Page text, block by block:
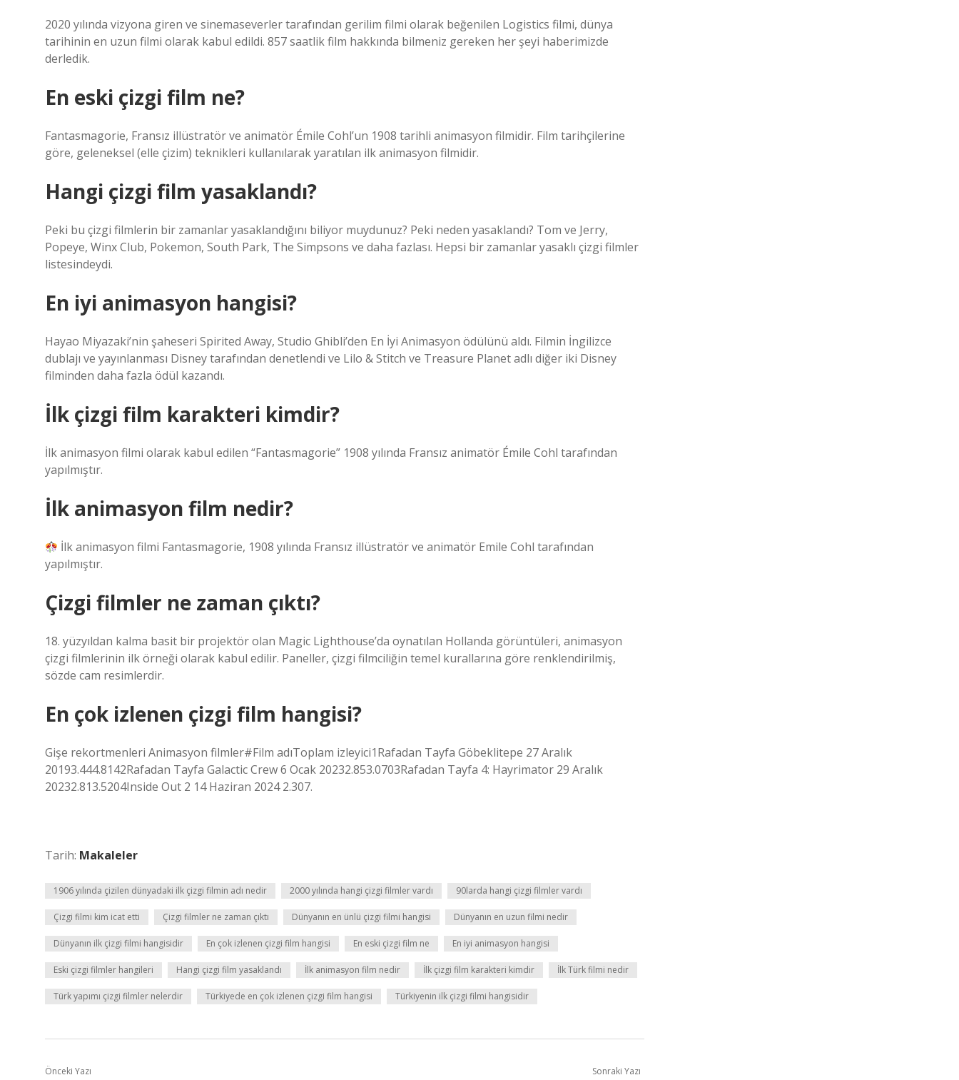
2020 yılında vizyona giren ve sinemaseverler tarafından gerilim filmi olarak beğenilen Logistics filmi, dünya
tarihinin en uzun filmi olarak kabul edildi. 857 saatlik film hakkında bilmeniz gereken her şeyi haberimizde
derledik.
En eski çizgi film ne?
Fantasmagorie, Fransız illüstratör ve animatör Émile Cohl’un 1908 tarihli animasyon filmidir. Film tarihçilerine
göre, geleneksel (elle çizim) teknikleri kullanılarak yaratılan ilk animasyon filmidir.
Hangi çizgi film yasaklandı?
Peki bu çizgi filmlerin bir zamanlar yasaklandığını biliyor muydunuz? Peki neden yasaklandı? Tom ve Jerry,
Popeye, Winx Club, Pokemon, South Park, The Simpsons ve daha fazlası. Hepsi bir zamanlar yasaklı çizgi filmler
listesindeydi.
En iyi animasyon hangisi?
Hayao Miyazaki’nin şaheseri Spirited Away, Studio Ghibli’den En İyi Animasyon ödülünü aldı. Filmin İngilizce
dublajı ve yayınlanması Disney tarafından denetlendi ve Lilo & Stitch ve Treasure Planet adlı diğer iki Disney
filminden daha fazla ödül kazandı.
İlk çizgi film karakteri kimdir?
İlk animasyon filmi olarak kabul edilen “Fantasmagorie” 1908 yılında Fransız animatör Émile Cohl tarafından
yapılmıştır.
İlk animasyon film nedir?
İlk animasyon filmi Fantasmagorie, 1908 yılında Fransız illüstratör ve animatör Emile Cohl tarafından
yapılmıştır.
Çizgi filmler ne zaman çıktı?
18. yüzyıldan kalma basit bir projektör olan Magic Lighthouse’da oynatılan Hollanda görüntüleri, animasyon
çizgi filmlerinin ilk örneği olarak kabul edilir. Paneller, çizgi filmciliğin temel kurallarına göre renklendirilmiş,
sözde cam resimlerdir.
En çok izlenen çizgi film hangisi?
Gişe rekortmenleri Animasyon filmler#Film adıToplam izleyici1Rafadan Tayfa Göbeklitepe 27 Aralık
20193.444.8142Rafadan Tayfa Galactic Crew 6 Ocak 20232.853.0703Rafadan Tayfa 4: Hayrimator 29 Aralık
20232.813.5204Inside Out 2 14 Haziran 2024 2.307.
Tarih: Makaleler
1906 yılında çizilen dünyadaki ilk çizgi filmin adı nedir 2000 yılında hangi çizgi filmler vardı 90larda hangi çizgi filmler vardı
Çizgi filmi kim icat etti Çizgi filmler ne zaman çıktı Dünyanın en ünlü çizgi filmi hangisi Dünyanın en uzun filmi nedir
Dünyanın ilk çizgi filmi hangisidir En çok izlenen çizgi film hangisi En eski çizgi film ne En iyi animasyon hangisi
Eski çizgi filmler hangileri Hangi çizgi film yasaklandı İlk animasyon film nedir İlk çizgi film karakteri kimdir İlk Türk filmi nedir
Türk yapımı çizgi filmler nelerdir Türkiyede en çok izlenen çizgi film hangisi Türkiyenin ilk çizgi filmi hangisidir
Önceki Yazı Sonraki Yazı